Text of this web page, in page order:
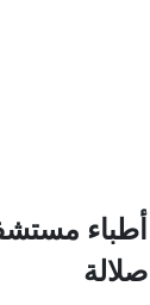
أطباء
صلالة